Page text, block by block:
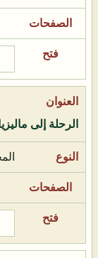
الرحلة إلى